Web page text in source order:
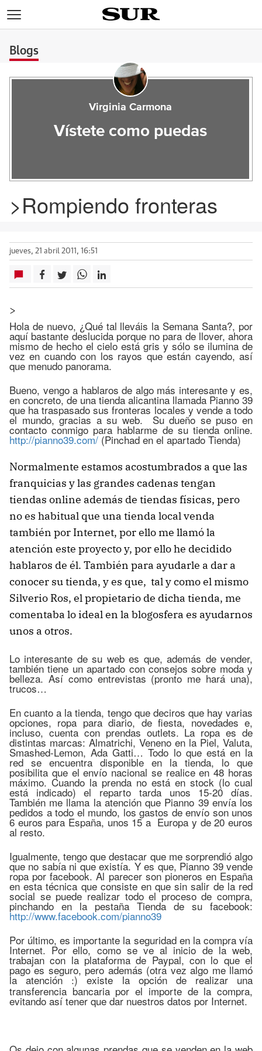
Blogs
Virginia Carmona
Vístete como puedas
>Rompiendo fronteras
jueves, 21 abril 2011, 16:51
>
Hola de nuevo, ¿Qué tal lleváis la Semana Santa?, por
aquí bastante deslucida porque no para de llover, ahora
mismo de hecho el cielo está gris y sólo se ilumina de
vez en cuando con los rayos que están cayendo, así
que menudo panorama.
Bueno, vengo a hablaros de algo más interesante y es,
en concreto, de una tienda alicantina llamada Pianno 39
que ha traspasado sus fronteras locales y vende a todo
el mundo, gracias a su web. Su dueño se puso en
contacto conmigo para hablarme de su tienda online.
http://pianno39.com/ (Pinchad en el apartado Tienda)
Normalmente estamos acostumbrados a que las
franquicias y las grandes cadenas tengan
tiendas online además de tiendas físicas, pero
no es habitual que una tienda local venda
también por Internet, por ello me llamó la
atención este proyecto y, por ello he decidido
hablaros de él. También para ayudarle a dar a
conocer su tienda, y es que, tal y como el mismo
Silverio Ros, el propietario de dicha tienda, me
comentaba lo ideal en la blogosfera es ayudarnos
unos a otros.
Lo interesante de su web es que, además de vender,
también tiene un apartado con consejos sobre moda y
belleza. Así como entrevistas (pronto me hará una),
trucos…
En cuanto a la tienda, tengo que deciros que hay varias
opciones, ropa para diario, de fiesta, novedades e,
incluso, cuenta con prendas outlets. La ropa es de
distintas marcas: Almatrichi, Veneno en la Piel, Valuta,
Smashed-Lemon, Ada Gatti…Todo lo que está en la
red se encuentra disponible en la tienda, lo que
posibilita que el envío nacional se realice en 48 horas
máximo. Cuando la prenda no está en stock (lo cual
está indicado) el reparto tarda unos 15-20 días.
También me llama la atención que Pianno 39 envía los
pedidos a todo el mundo, los gastos de envío son unos
6 euros para España, unos 15 a Europa y de 20 euros
al resto.
Igualmente, tengo que destacar que me sorprendió algo
que no sabía ni que existía. Y es que, Pianno 39 vende
ropa por facebook. Al parecer son pioneros en España
en esta técnica que consiste en que sin salir de la red
social se puede realizar todo el proceso de compra,
pinchando en la pestaña Tienda de su facebook:
http://www.facebook.com/pianno39
Por último, es importante la seguridad en la compra vía
Internet. Por ello, como se ve al inicio de la web,
trabajan con la plataforma de Paypal, con lo que el
pago es seguro, pero además (otra vez algo me llamó
la atención :) existe la opción de realizar una
transferencia bancaria por el importe de la compra,
evitando así tener que dar nuestros datos por Internet.